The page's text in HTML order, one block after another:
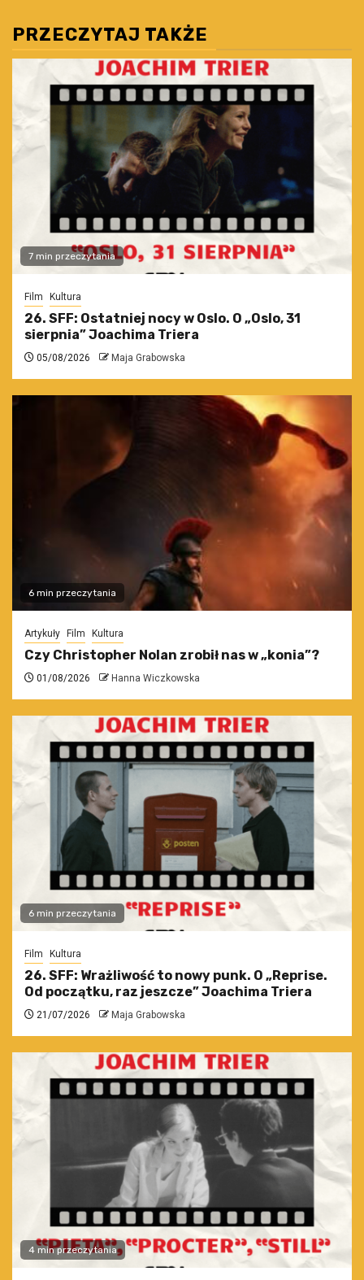
PRZECZYTAJ TAKŻE
7 min przeczytania
Film Kultura
26. SFF: Ostatniej nocy w Oslo. O „Oslo, 31
sierpnia” Joachima Triera
05/08/2026 Maja Grabowska
6 min przeczytania
Artykuły Film Kultura
Czy Christopher Nolan zrobił nas w „konia”?
01/08/2026 Hanna Wiczkowska
6 min przeczytania
Film Kultura
26. SFF: Wrażliwość to nowy punk. O „Reprise.
Od początku, raz jeszcze” Joachima Triera
21/07/2026 Maja Grabowska
4 min przeczytania